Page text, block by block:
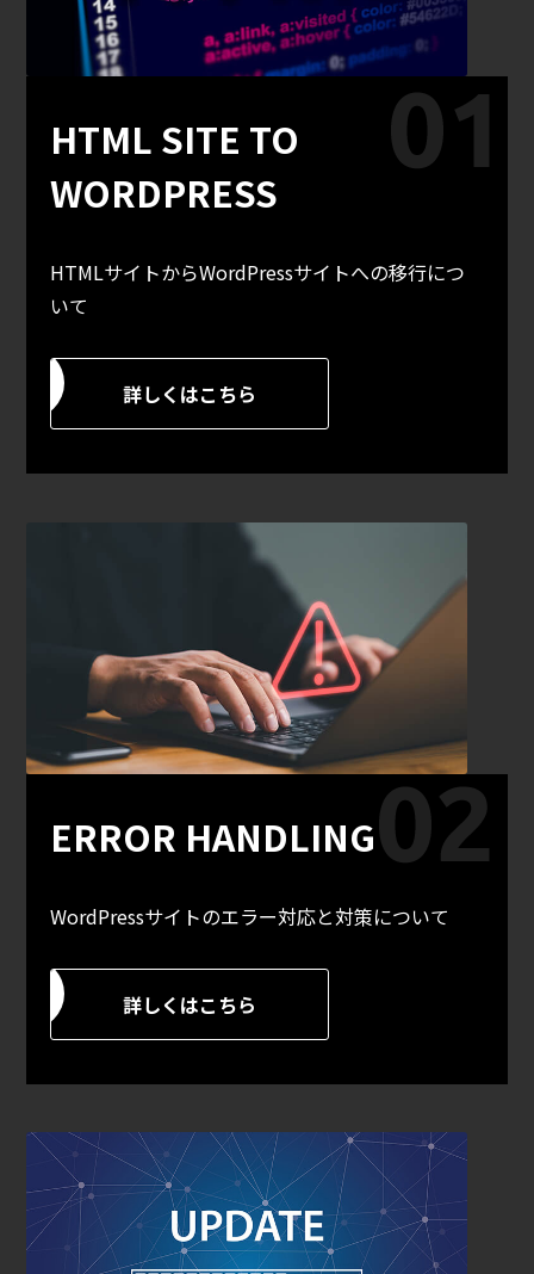
HTML SITE TO
WORDPRESS
HTMLサイトからWordPressサイトへの移行につ
いて
詳しくはこちら
ERROR HANDLING
WordPressサイトのエラー対応と対策について
詳しくはこちら